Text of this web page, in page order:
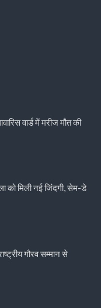
वार्ड में मरीज मौत की
को मिली नई जिंदगी, सेम-डे
गौरव सम्मान से